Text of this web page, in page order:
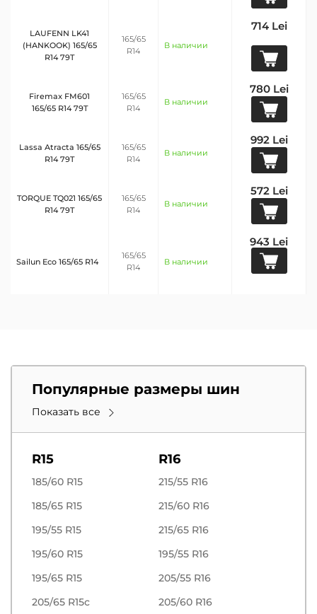
LAUFENN LK41
(HANKOOK) 165/65
R14 79T
165/65
R14
В наличии
714 Lei
Firemax FM601
165/65 R14 79T
165/65
R14
В наличии
780 Lei
Lassa Atracta 165/65
R14 79T
165/65
R14
В наличии
992 Lei
TORQUE TQ021 165/65
R14 79T
165/65
R14
В наличии
572 Lei
Sailun Eco 165/65 R14
165/65
R14
В наличии
943 Lei
Популярные размеры шин
Показать все
R15
185/60 R15
185/65 R15
195/55 R15
195/60 R15
195/65 R15
205/65 R15c
R16
215/55 R16
215/60 R16
215/65 R16
195/55 R16
205/55 R16
205/60 R16